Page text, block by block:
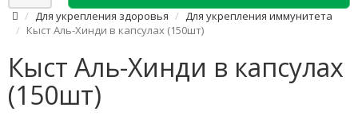
Для укрепления здоровья
Для укрепления иммунитета
Кыст Аль-Хинди в капсулах (150шт)
Кыст Аль-Хинди в капсулах
(150шт)